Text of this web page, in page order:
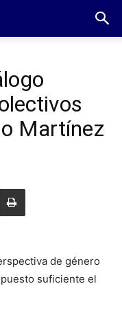
Martínez
de género
suficiente el